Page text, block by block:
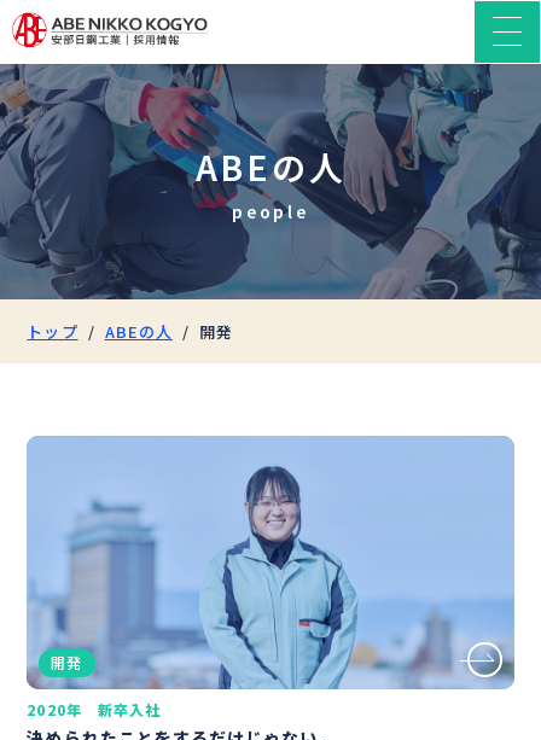
ABEの人
people
トップ ABEの人 開発
開発
2020年 新卒入社